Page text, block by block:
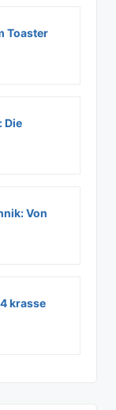
Toaster
Die
Von
krasse